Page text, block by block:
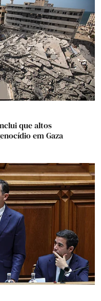
que altos
em Gaza